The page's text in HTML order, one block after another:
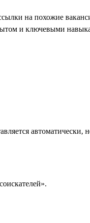
на похожие
и ключевыми
автоматически,